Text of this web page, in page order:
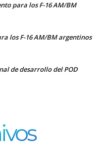
para los F-16 AM/BM
los F-16 AM/BM argentinos
de desarrollo del POD